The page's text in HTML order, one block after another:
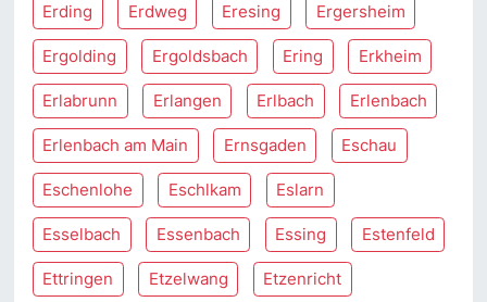
Erding Erdweg Eresing Ergersheim
Ergolding Ergoldsbach Ering Erkheim
Erlabrunn Erlangen Erlbach Erlenbach
Erlenbach am Main Ernsgaden Eschau
Eschenlohe Eschlkam Eslarn
Esselbach Essenbach Essing Estenfeld
Ettringen Etzelwang Etzenricht